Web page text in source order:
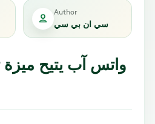
Author
سي ان بي سي
واتس آب يتيح ميزة